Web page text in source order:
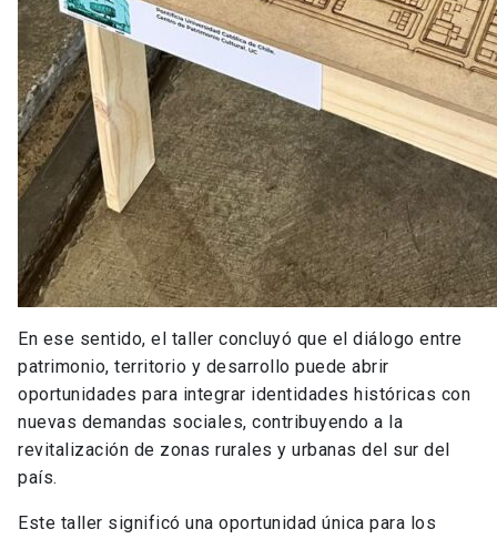
En ese sentido, el taller concluyó que el diálogo entre
patrimonio, territorio y desarrollo puede abrir
oportunidades para integrar identidades históricas con
nuevas demandas sociales, contribuyendo a la
revitalización de zonas rurales y urbanas del sur del
país.
Este taller significó una oportunidad única para los